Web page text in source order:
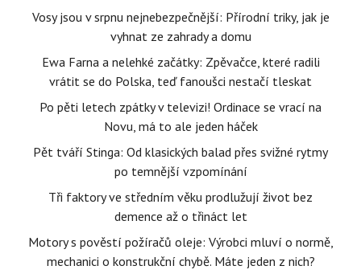
Vosy jsou v srpnu nejnebezpečnější: Přírodní triky, jak je
vyhnat ze zahrady a domu
Ewa Farna a nelehké začátky: Zpěvačce, které radili
vrátit se do Polska, teď fanoušci nestačí tleskat
Po pěti letech zpátky v televizi! Ordinace se vrací na
Novu, má to ale jeden háček
Pět tváří Stinga: Od klasických balad přes svižné rytmy
po temnější vzpomínání
Tři faktory ve středním věku prodlužují život bez
demence až o třináct let
Motory s pověstí požíračů oleje: Výrobci mluví o normě,
mechanici o konstrukční chybě. Máte jeden z nich?